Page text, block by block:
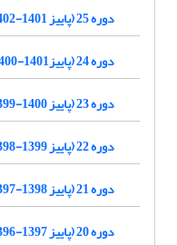
دوره 25 (پاییز 1401-1402)
دوره 24 (پاییز1401-1400)
دوره 23 (پاییز 1400-1399)
دوره 22 (پاییز 1399-1398)
دوره 21 (پاییز 1398-1397)
دوره 20 (پاییز 1397-1396)